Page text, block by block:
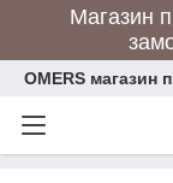
Магазин
OMERS магазин